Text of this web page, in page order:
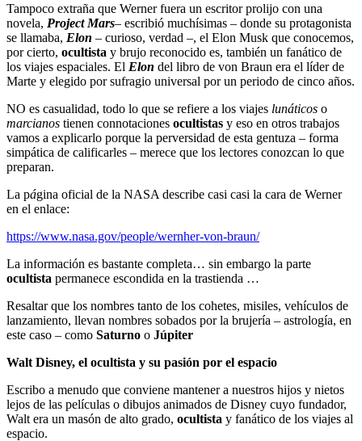
Tampoco extraña que Werner fuera un escritor prolijo con una
novela, Project Mars– escribió muchísimas – donde su protagonista
se llamaba, Elon – curioso, verdad –, el Elon Musk que conocemos,
por cierto, ocultista y brujo reconocido es, también un fanático de
los viajes espaciales. El Elon del libro de von Braun era el líder de
Marte y elegido por sufragio universal por un periodo de cinco años.
NO es casualidad, todo lo que se refiere a los viajes lunáticos o
marcianos tienen connotaciones ocultistas y eso en otros trabajos
vamos a explicarlo porque la perversidad de esta gentuza – forma
simpática de calificarles – merece que los lectores conozcan lo que
preparan.
La página oficial de la NASA describe casi casi la cara de Werner
en el enlace:
https://www.nasa.gov/people/wernher-von-braun/
La información es bastante completa… sin embargo la parte
ocultista permanece escondida en la trastienda …
Resaltar que los nombres tanto de los cohetes, misiles, vehículos de
lanzamiento, llevan nombres sobados por la brujería – astrología, en
este caso – como Saturno o Júpiter
Walt Disney, el ocultista y su pasión por el espacio
Escribo a menudo que conviene mantener a nuestros hijos y nietos
lejos de las películas o dibujos animados de Disney cuyo fundador,
Walt era un masón de alto grado, ocultista y fanático de los viajes al
espacio.